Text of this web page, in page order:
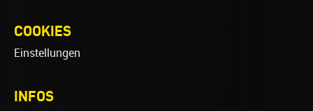
COOKIES
Einstellungen
INFOS